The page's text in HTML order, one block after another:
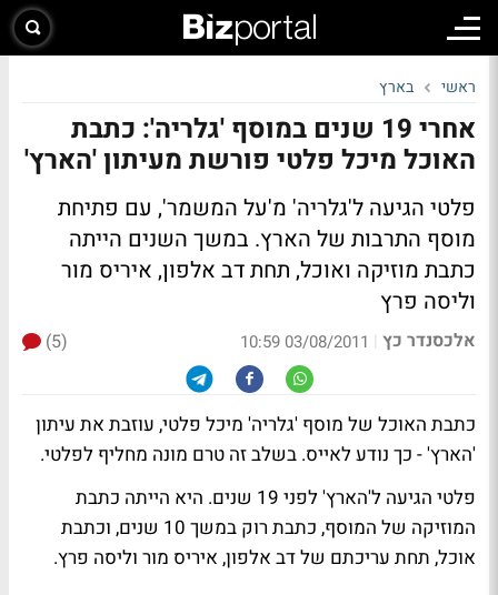
ראשי בארץ
אחרי 19 שנים במוסף 'גלריה': כתבת
האוכל מיכל פלטי פורשת מעיתון 'הארץ'
פלטי הגיעה ל'גלריה' מ'על המשמר', עם פתיחת
מוסף התרבות של הארץ. במשך השנים הייתה
כתבת מוזיקה ואוכל, תחת דב אלפון, איריס מור
וליסה פרץ
אלכסנדר כץ |
03/08/2011 10:59
(5)
כתבת האוכל של מוסף 'גלריה' מיכל פלטי, עוזבת את עיתון
'הארץ' - כך נודע לאייס. בשלב זה טרם מונה מחליף לפלטי.
פלטי הגיעה ל'הארץ' לפני 19 שנים. היא הייתה כתבת
המוזיקה של המוסף, כתבת רוק במשך 10 שנים, וכתבת
אוכל, תחת עריכתם של דב אלפון, איריס מור וליסה פרץ.